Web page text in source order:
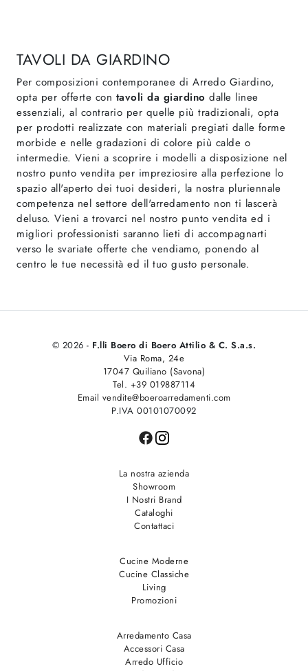
TAVOLI DA GIARDINO
Per composizioni contemporanee di Arredo Giardino,
opta per offerte con tavoli da giardino dalle linee
essenziali, al contrario per quelle più tradizionali, opta
per prodotti realizzate con materiali pregiati dalle forme
morbide e nelle gradazioni di colore più calde o
intermedie. Vieni a scoprire i modelli a disposizione nel
nostro punto vendita per impreziosire alla perfezione lo
spazio all'aperto dei tuoi desideri, la nostra pluriennale
competenza nel settore dell'arredamento non ti lascerà
deluso. Vieni a trovarci nel nostro punto vendita ed i
migliori professionisti saranno lieti di accompagnarti
verso le svariate offerte che vendiamo, ponendo al
centro le tue necessità ed il tuo gusto personale.
© 2026 - F.lli Boero di Boero Attilio & C. S.a.s.
Via Roma, 24e
17047 Quiliano (Savona)
Tel. +39 019887114
Email vendite@boeroarredamenti.com
P.IVA 00101070092
La nostra azienda
Showroom
I Nostri Brand
Cataloghi
Contattaci
Cucine Moderne
Cucine Classiche
Living
Promozioni
Arredamento Casa
Accessori Casa
Arredo Ufficio